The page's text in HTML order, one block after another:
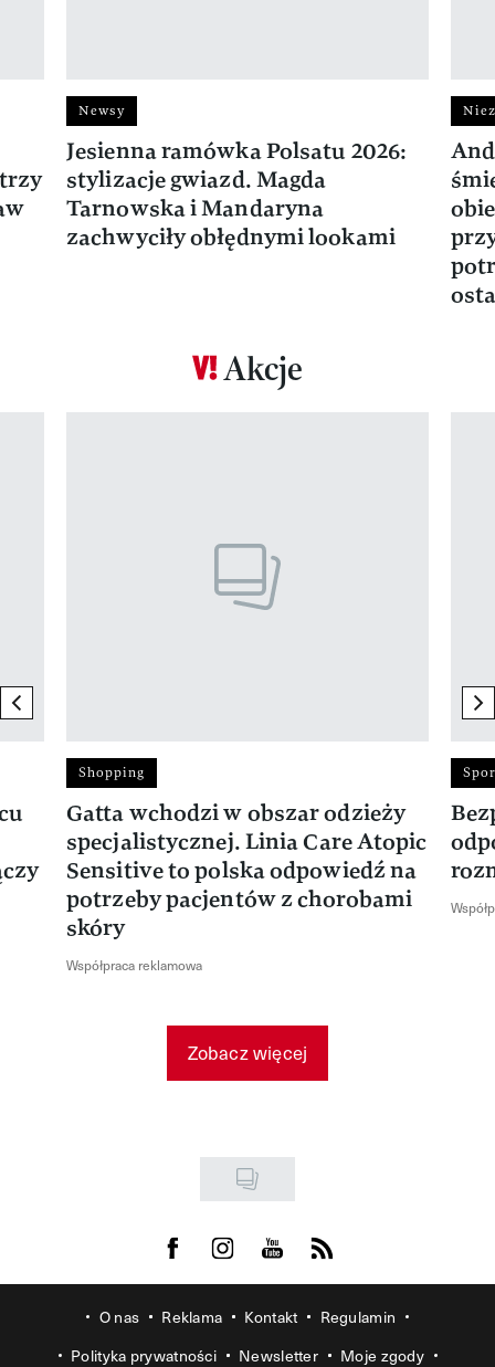
Newsy
Jesienna ramówka Polsatu 2026:
stylizacje gwiazd. Magda
Tarnowska i Mandaryna
zachwyciły obłędnymi lookami
Akcje
previous element
Shopping
Gatta wchodzi w obszar odzieży
specjalistycznej. Linia Care Atopic
Sensitive to polska odpowiedź na
potrzeby pacjentów z chorobami
skóry
Współpraca reklamowa
Zobacz więcej
Visit us on Facebook
Visit us on Instagram
Visit us on Youtube
Visit us on Rss
O nas Reklama Kontakt
Regulamin
Polityka prywatności
Newsletter Moje zgody